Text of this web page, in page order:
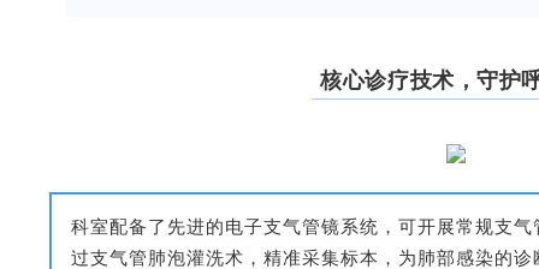
核心诊疗技术，守护
科室配备了先进的电子支气管镜系统，可开展常规支
过支气管肺泡灌洗术，精准采集标本，为肺部感染的